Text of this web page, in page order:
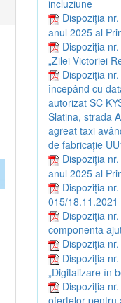
incluziune
Dispoziția
anul 2025 al
Dispoziția
„Zilei Victoriei
Dispoziția
începând cu
autorizat SC
Slatina, strada
agreat taxi
de fabricație
Dispoziția
anul 2025 al
Dispoziția
015/18.11.2021
Dispoziția
componenta
Dispoziția
Dispoziția
„Digitalizare în
Dispoziția